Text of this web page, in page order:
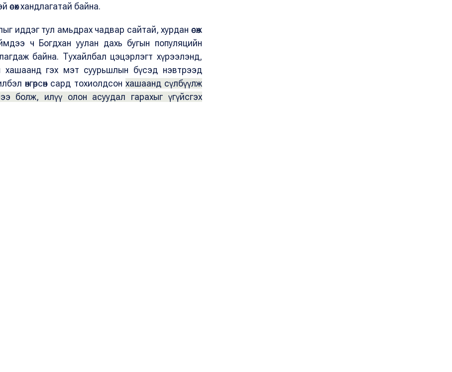
хандлагатай байна.
иддэг тул амьдрах чадвар сайтай, хурдан өсөж
ч Богдхан уулан дахь бугын популяцийн
байна. Тухайлбал цэцэрлэгт хүрээлэнд,
хашаанд гэх мэт суурьшлын бүсэд нэвтрээд
өнгөрсөн сард тохиолдсон хашаанд сүлбүүлж
болж, илүү олон асуудал гарахыг үгүйсгэх